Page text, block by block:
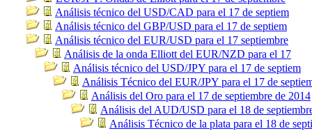
Análisis técnico del USD/CAD para el 17 de septiem
Análisis técnico del GBP/USD para el 17 de septiem
Análisis técnico del EUR/USD para el 17 septiembre
Análisis de la onda Elliott del EUR/NZD para el 17
Análisis técnico del USD/JPY para el 17 de septiem
Análisis Técnico del EUR/JPY para el 17 de
Análisis del Oro para el 17 de septiembre de 2014
Análisis del AUD/USD para el 18 de
Análisis Técnico de la plata para el 18 de